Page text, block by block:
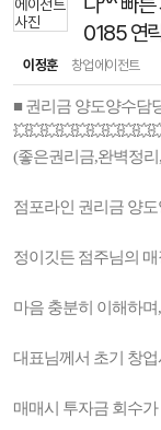
0185 연
이정훈 창업에이전트
■ 권리금 양도양수담
(좋은권리금,완벽정
점포라인 권리금 양
정이깃든 점주님의
마음 충분히 이해하
대표님께서 초기 창
매매시 투자금 회수